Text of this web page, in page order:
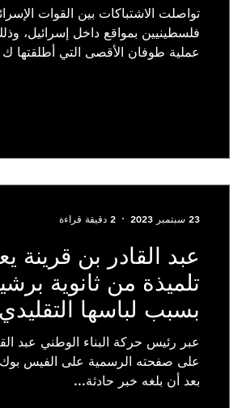
تواصلت الاشتباكات بين القوات
فلسطينيين بمواقع داخل إسرائيل،
عملية طوفان الأقصى التي أطلقتها ك
عبد القادر بن
تلميذة من ثانوية
بسبب لباسها التقليدي
عبر رئيس حركة البناء الوطني عبد
على صفحته الرسمية على الفيس بوك،
بعد أن بلغه خبر حادثة...
23 سبتمبر 2023 2 دقيقة قراءة